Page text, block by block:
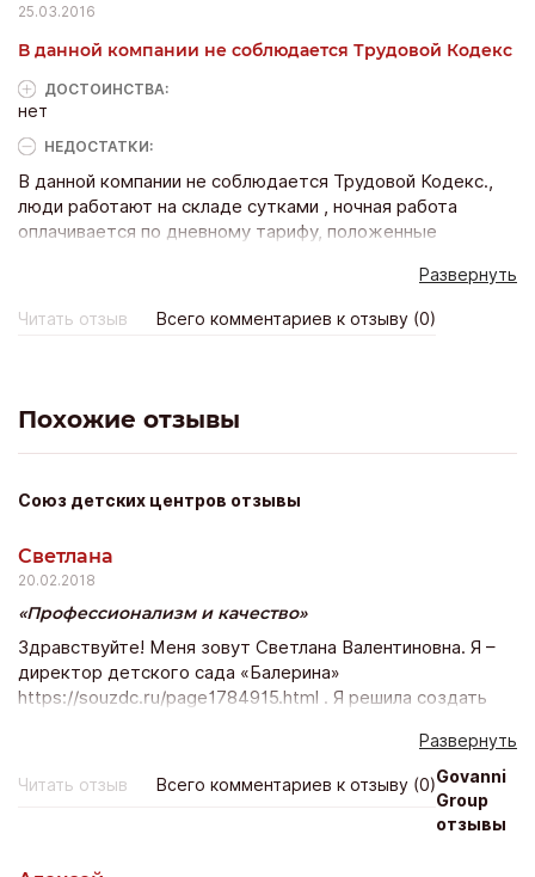
25.03.2016
В данной компании не соблюдается Трудовой Кодекс
ДОСТОИНCТВА:
нет
НЕДОСТАТКИ:
В данной компании не соблюдается Трудовой Кодекс.,
люди работают на складе сутками , ночная работа
оплачивается по дневному тарифу, положенные
рабочих без регистрации, официальная заработная плата
8 000 рублей, необоснованные штрафы, людей
вынуждают писать заявления по собственному желанию,
Развернуть
Читать отзыв Всего комментариев к отзыву (0)
Похожие отзывы
Союз детских центров отзывы
Светлана
20.02.2018
Профессионализм и качество
Здравствуйте! Меня зовут Светлана Валентиновна. Я –
директор детского сада «Балерина»
https://souzdc.ru/page1784915.html . Я решила создать
то полгода назад. Идея возникла и мы несколько
месяцев работали над ее воплощением совместно с
сотрудниками «Союза детских центров»
https://souzdc.ru/ . Это была моя вторая мечта. Сразу
Развернуть
Читать отзыв Всего комментариев к отзыву (0)Govanni
Group
отзывы